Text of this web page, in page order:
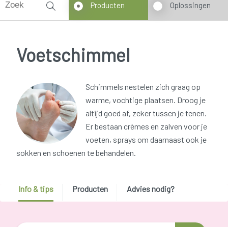
Producten Oplossingen
Voetschimmel
Schimmels nestelen zich graag op
warme, vochtige plaatsen. Droog je
altijd goed af, zeker tussen je tenen.
Er bestaan crèmes en zalven voor je
voeten, sprays om daarnaast ook je
sokken en schoenen te behandelen.
Info & tips Producten Advies nodig?